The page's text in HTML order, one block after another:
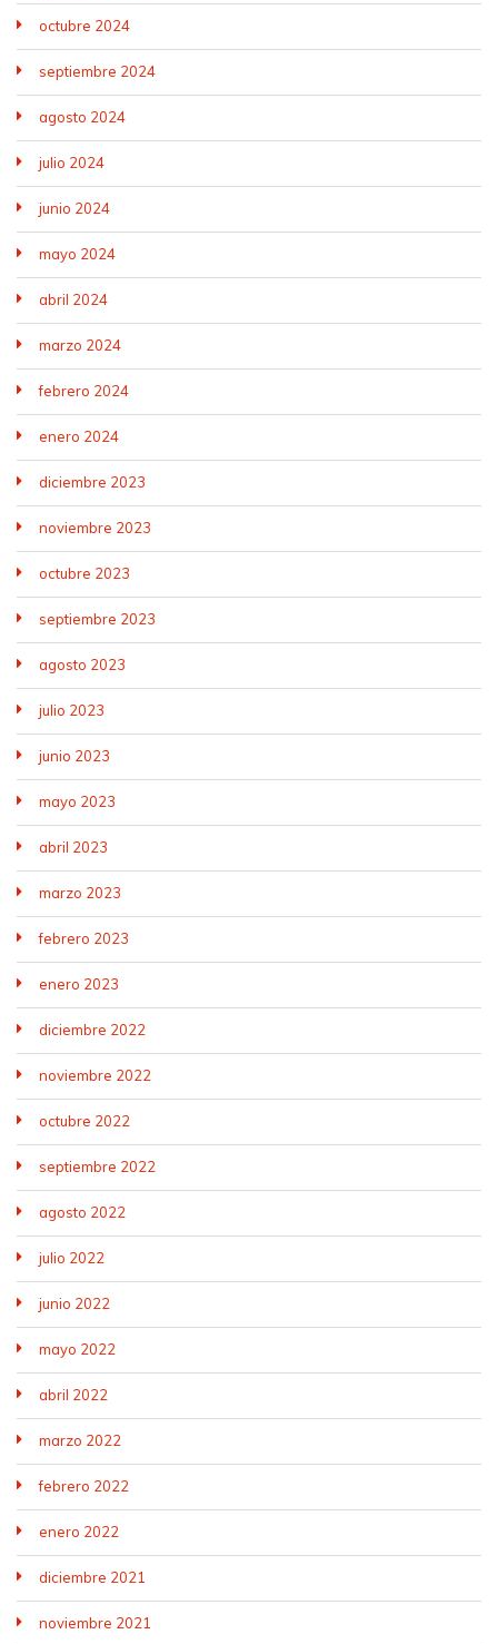
octubre 2024
septiembre 2024
agosto 2024
julio 2024
junio 2024
mayo 2024
abril 2024
marzo 2024
febrero 2024
enero 2024
diciembre 2023
noviembre 2023
octubre 2023
septiembre 2023
agosto 2023
julio 2023
junio 2023
mayo 2023
abril 2023
marzo 2023
febrero 2023
enero 2023
diciembre 2022
noviembre 2022
octubre 2022
septiembre 2022
agosto 2022
julio 2022
junio 2022
mayo 2022
abril 2022
marzo 2022
febrero 2022
enero 2022
diciembre 2021
noviembre 2021